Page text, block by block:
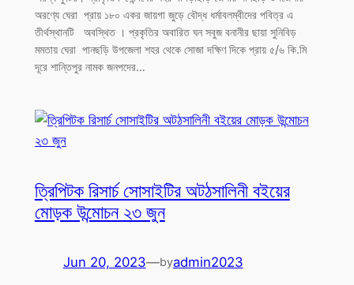
অরণ্যে ঘেরা প্রায় ১৮০ একর জায়গা জুড়ে বৌদ্ধ ধর্মাবলম্বীদের পবিত্র এ
তীর্থস্থানটি অবস্থিত । প্রকৃতির অবারিত ঘন সবুজ বনানীর ছায়া সুনিবিড়
মমতায় ঘেরা পানছড়ি উপজেলা শহর থেকে সোজা দক্ষিণ দিকে প্রায় ৫/৬ কি.মি
দূরে শান্তিপুর নামক জনপদের…
ত্রিপিটক রিসার্চ সোসাইটির অটঠসালিনী বইয়ের
মোড়ক উন্মোচন ২৩ জুন
Jun 20, 2023—byadmin2023